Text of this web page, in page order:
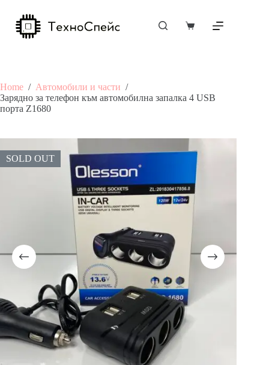
content
Shopping
Home / Автомобили и части /
Зарядно за телефон към автомобилна запалка 4 USB
порта Z1680
SOLD OUT